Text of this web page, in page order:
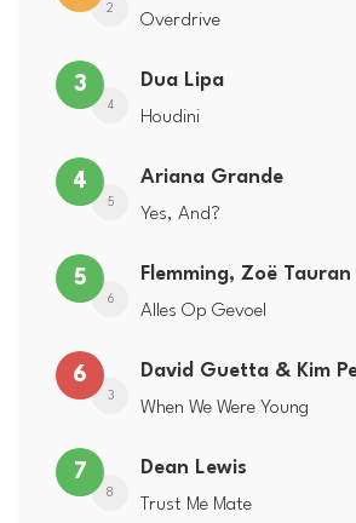
2
Overdrive
3
4
Dua Lipa
Houdini
4
5
Ariana Grande
Yes, And?
5
6
Flemming, Zoë
Alles Op Gevoel
6
3
David Guetta & Kim
When We Were Young
7
8
Dean Lewis
Trust Me Mate